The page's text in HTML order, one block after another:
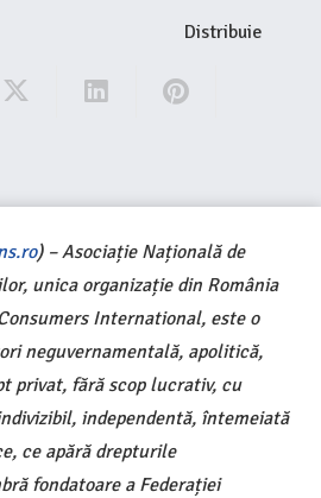
Distribuie
) – Asociație Națională de
unica organizație din România
International, este o
neguvernamentală, apolitică,
privat, fără scop lucrativ, cu
independentă, întemeiată
ce apără drepturile
fondatoare a Federației